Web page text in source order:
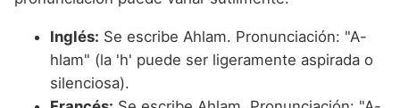
Inglés: Se escribe Ahlam. Pronunciación: "A-
hlam" (la 'h' puede ser ligeramente aspirada o
silenciosa).